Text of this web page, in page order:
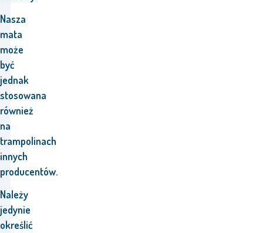
Nasza
mata
może
być
jednak
stosowana
również
na
trampolinach
innych
producentów.
Należy
jedynie
określić